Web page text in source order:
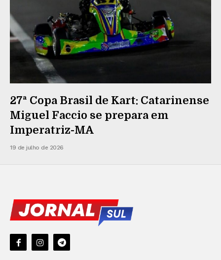
27ª Copa Brasil de Kart: Catarinense
Miguel Faccio se prepara em
Imperatriz-MA
19 de julho de 2026